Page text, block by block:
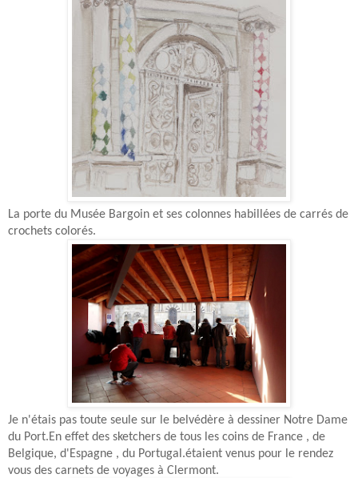
La porte du Musée Bargoin et ses colonnes habillées de carrés de
crochets colorés.
Je n'étais pas toute seule sur le belvédère à dessiner Notre Dame
du Port.En effet des sketchers de tous les coins de France , de
Belgique, d'Espagne , du Portugal.étaient venus pour le rendez
vous des carnets de voyages à Clermont.